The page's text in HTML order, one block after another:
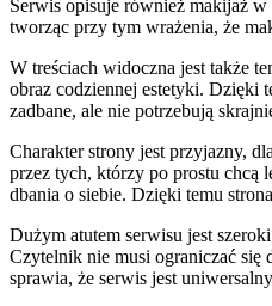
Serwis opisuje również makijaż
tworząc przy tym wrażenia, że
W treściach widoczna jest także
obraz codziennej estetyki. Dzięki
zadbane, ale nie potrzebują
Charakter strony jest przyjazny,
przez tych, którzy po prostu chcą
dbania o siebie. Dzięki temu
Dużym atutem serwisu jest
Czytelnik nie musi ograniczać się
sprawia, że serwis jest